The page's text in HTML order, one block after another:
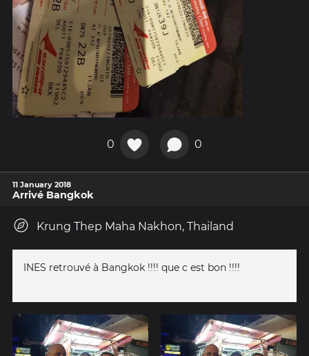
0 0
11 January 2018
Arrivé Bangkok
Krung Thep Maha Nakhon, Thailand
INES retrouvé à Bangkok !!!! que c est bon !!!!